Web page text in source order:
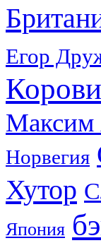
Егор
Максим
Норвегия
Хутор
Япония